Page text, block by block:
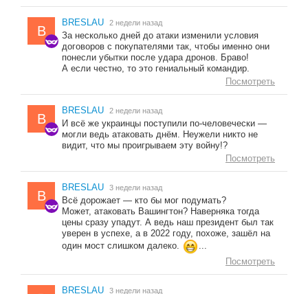
B
BRESLAU 2 недели назад
За несколько дней до атаки изменили условия
договоров с покупателями так, чтобы именно они
понесли убытки после удара дронов. Браво!
А если честно, то это гениальный командир.
Посмотреть
B
BRESLAU 2 недели назад
И всё же украинцы поступили по-человечески —
могли ведь атаковать днём. Неужели никто не
видит, что мы проигрываем эту войну!?
Посмотреть
B
BRESLAU 3 недели назад
Всё дорожает — кто бы мог подумать?
Может, атаковать Вашингтон? Наверняка тогда
цены сразу упадут. А ведь наш президент был так
уверен в успехе, а в 2022 году, похоже, зашёл на
один мост слишком далеко.
...
Посмотреть
BRESLAU 3 недели назад